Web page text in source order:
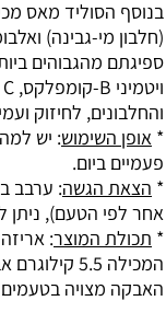
(חלבון מי-גבינה)
ספיגתם מהגבוהים
והחלבונים, לחיזוק
* אופן השימוש
פעמיים ביום.
* הצאת הגשה: ערבב
אחר לפי הטעם),
* תכולת המוצר
המכילה 5.5 קילוגרם אבקה ניקראת "סופר-מאס".
האבקה מצויה בטעמים